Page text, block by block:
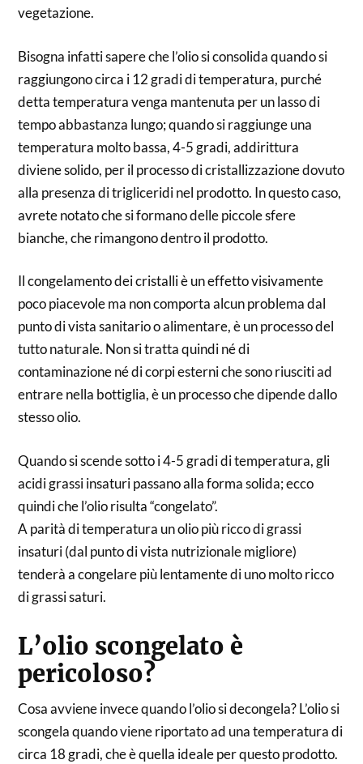
vegetazione.
Bisogna infatti sapere che l’olio si consolida quando si
raggiungono circa i 12 gradi di temperatura, purché
detta temperatura venga mantenuta per un lasso di
tempo abbastanza lungo; quando si raggiunge una
temperatura molto bassa, 4-5 gradi, addirittura
diviene solido, per il processo di cristallizzazione dovuto
alla presenza di trigliceridi nel prodotto. In questo caso,
avrete notato che si formano delle piccole sfere
bianche, che rimangono dentro il prodotto.
Il congelamento dei cristalli è un effetto visivamente
poco piacevole ma non comporta alcun problema dal
punto di vista sanitario o alimentare, è un processo del
tutto naturale. Non si tratta quindi né di
contaminazione né di corpi esterni che sono riusciti ad
entrare nella bottiglia, è un processo che dipende dallo
stesso olio.
Quando si scende sotto i 4-5 gradi di temperatura, gli
acidi grassi insaturi passano alla forma solida; ecco
quindi che l’olio risulta “congelato”.
A parità di temperatura un olio più ricco di grassi
insaturi (dal punto di vista nutrizionale migliore)
tenderà a congelare più lentamente di uno molto ricco
di grassi saturi.
L’olio scongelato è
pericoloso?
Cosa avviene invece quando l’olio si decongela? L’olio si
scongela quando viene riportato ad una temperatura di
circa 18 gradi, che è quella ideale per questo prodotto.